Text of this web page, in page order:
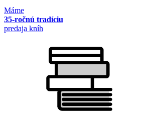
Máme
35-ročnú tradíciu
predaja kníh